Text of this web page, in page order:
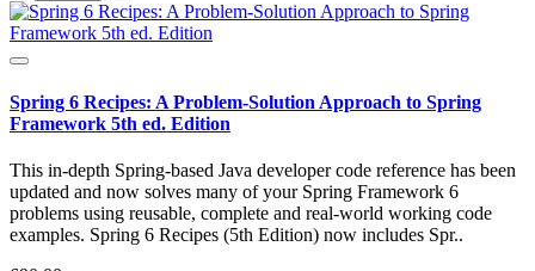
Spring 6 Recipes: A Problem-Solution Approach to Spring
Framework 5th ed. Edition
This in-depth Spring-based Java developer code reference has been
updated and now solves many of your Spring Framework 6
problems using reusable, complete and real-world working code
examples. Spring 6 Recipes (5th Edition) now includes Spr..